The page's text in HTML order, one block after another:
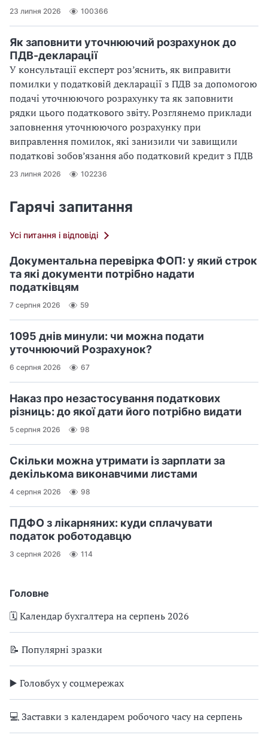
Головне
🗓️ Календар бухгалтера на серпень 2026
📝 Популярні зразки
▶️ Головбух у соцмережах
💻 Заставки з календарем робочого часу на серпень
23 липня 2026 100366
Як заповнити уточнюючий розрахунок до
ПДВ-декларації
У консультації експерт роз’яснить, як виправити
помилки у податковій декларації з ПДВ за допомогою
подачі уточнюючого розрахунку та як заповнити
рядки цього податкового звіту. Розглянемо приклади
заповнення уточнюючого розрахунку при
виправлення помилок, які занизили чи завищили
податкові зобов’язання або податковий кредит з ПДВ
23 липня 2026 102236
Гарячі запитання
Усі питання і відповіді
Документальна перевірка ФОП: у який строк
та які документи потрібно надати
податківцям
7 серпня 2026 59
1095 днів минули: чи можна подати
уточнюючий Розрахунок?
6 серпня 2026 67
Наказ про незастосування податкових
різниць: до якої дати його потрібно видати
5 серпня 2026 98
Скільки можна утримати із зарплати за
декількома виконавчими листами
4 серпня 2026 98
ПДФО з лікарняних: куди сплачувати
податок роботодавцю
3 серпня 2026 114